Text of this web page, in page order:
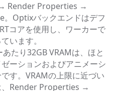
Render Properties →
Optixバックエンドはデフ
コアを使用し、ワーカーで
います。
あたり32GB VRAMは、ほと
ーションおよびアニメーシ
す。VRAMの上限に近づい
、Render Properties →